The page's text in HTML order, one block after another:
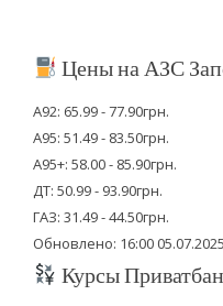
Цены на АЗС
А92: 65.99 - 77.90грн.
А95: 51.49 - 83.50грн.
А95+: 58.00 - 85.90грн.
ДТ: 50.99 - 93.90грн.
ГАЗ: 31.49 - 44.50грн.
Обновлено: 16:00 05.07.2025
Курсы